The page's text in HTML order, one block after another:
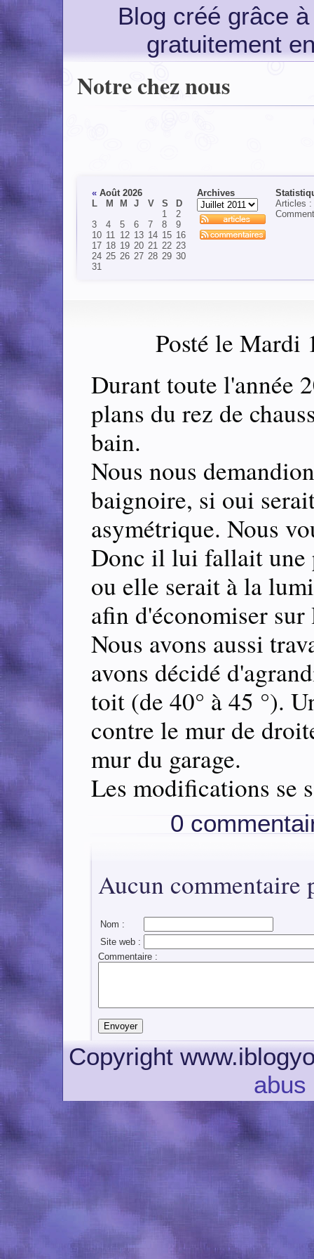
Blog créé grâce
gratuitement
Notre chez nous
« Août 2026
L
M M J V S
D
1
2
3
4 5 6 7 8
9
10 11 12 13 14 15 16
17 18 19 20 21 22 23
24 25 26 27 28 29 30
31
Archives
Articles :
Posté le Mardi
Durant toute l'année
plans du rez de
bain.
Nous nous
baignoire, si oui
asymétrique. Nous
Donc il lui fallait une
ou elle serait à la
afin d'économiser
Nous avons aussi
avons décidé
toit (de 40° à 45 °).
contre le mur de
mur du garage.
Les modifications se
0
Aucun commentaire
Nom :
Site web :
Commentaire :
Copyright
abus